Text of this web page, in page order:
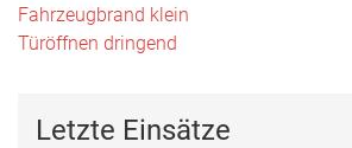
Beitragsnavigation
Fahrzeugbrand klein
Türöffnen dringend
Letzte Einsätze